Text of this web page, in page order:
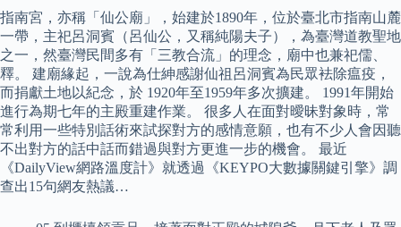
指南宮，亦稱「仙公廟」，始建於1890年，位於臺北市指南山麓
一帶，主祀呂洞賓（呂仙公，又稱純陽夫子），為臺灣道教聖地
之一，然臺灣民間多有「三教合流」的理念，廟中也兼祀儒、
釋。 建廟緣起，一說為仕紳感謝仙祖呂洞賓為民眾袪除瘟疫，
而捐獻土地以紀念，於 1920年至1959年多次擴建。 1991年開始
進行為期七年的主殿重建作業。 很多人在面對曖昧對象時，常
常利用一些特別話術來試探對方的感情意願，也有不少人會因聽
不出對方的話中話而錯過與對方更進一步的機會。 最近
《DailyView網路溫度計》就透過《KEYPO大數據關鍵引擎》調
查出15句網友熱議…